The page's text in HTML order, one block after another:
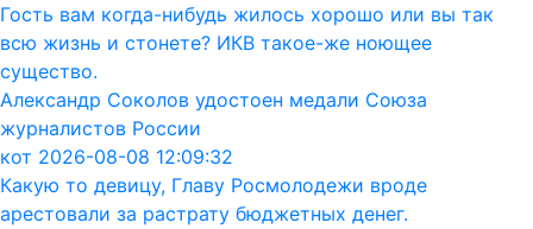
Гость вам когда-нибудь жилось хорошо или вы так
всю жизнь и стонете? ИКВ такое-же ноющее
существо.
Александр Соколов удостоен медали Союза
журналистов России
кот 2026-08-08 12:09:32
Какую то девицу, Главу Росмолодежи вроде
арестовали за растрату бюджетных денег.